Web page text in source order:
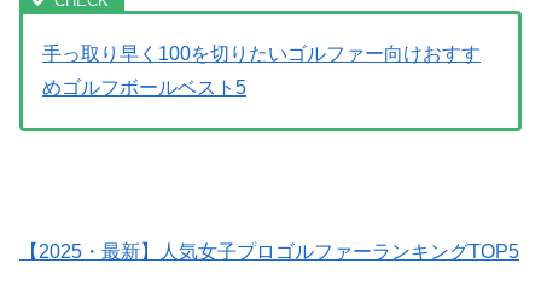
手っ取り早く100を切りたいゴルファー向けおすす
めゴルフボールベスト5
【2025・最新】人気女子プロゴルファーランキングTOP5